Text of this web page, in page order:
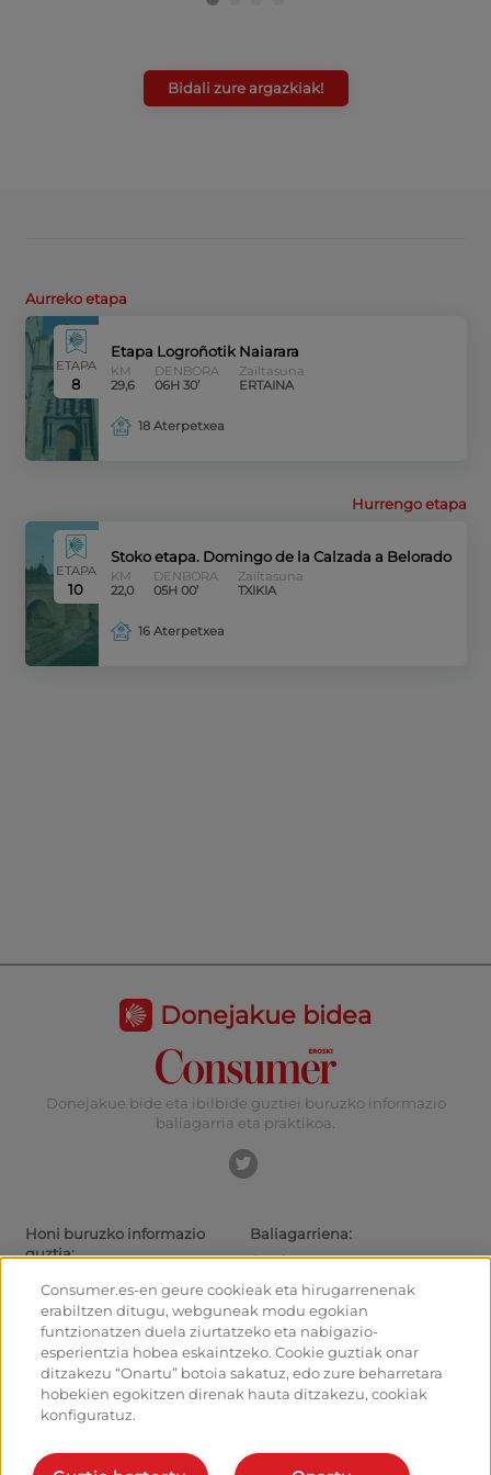
Bidali zure argazkiak!
Aurreko etapa
ETAPA
8
Etapa Logroñotik Naiarara
KM
29,6
DENBORA
06H 30’
Zailtasuna
ERTAINA
18 Aterpetxea
Hurrengo etapa
ETAPA
10
Stoko etapa. Domingo de la Calzada a Belorado
KM
22,0
DENBORA
05H 00’
Zailtasuna
TXIKIA
16 Aterpetxea
Donejakue bidea
Donejakue bide eta ibilbide guztiei buruzko informazio
baliagarria eta praktikoa.
Honi buruzko informazio
guztia:
Donejakue bidea bizikletaz
Aterpetxeak
Monumentuak
Foroa
Donejakue bideko argazkiak
Baliagarriena:
Gaurkotasuna
Irteeretara nola iritsi
Nola irten Santiagotik
Kalkulagailua
Historia
Ostalariak:
Eman alta zure aterpeari
Eman alta planifikatzailean
Consumer.es-en geure cookieak eta hirugarrenenak
erabiltzen ditugu, webguneak modu egokian
funtzionatzen duela ziurtatzeko eta nabigazio-
esperientzia hobea eskaintzeko. Cookie guztiak onar
ditzakezu “Onartu” botoia sakatuz, edo zure beharretara
hobekien egokitzen direnak hauta ditzakezu, cookiak
konfiguratuz.